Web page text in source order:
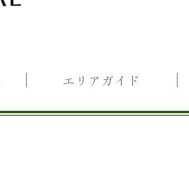
エリアガイド